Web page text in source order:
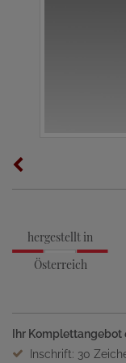
hergestellt in
Österreich
Ihr Komplettangebot
Inschrift: 30